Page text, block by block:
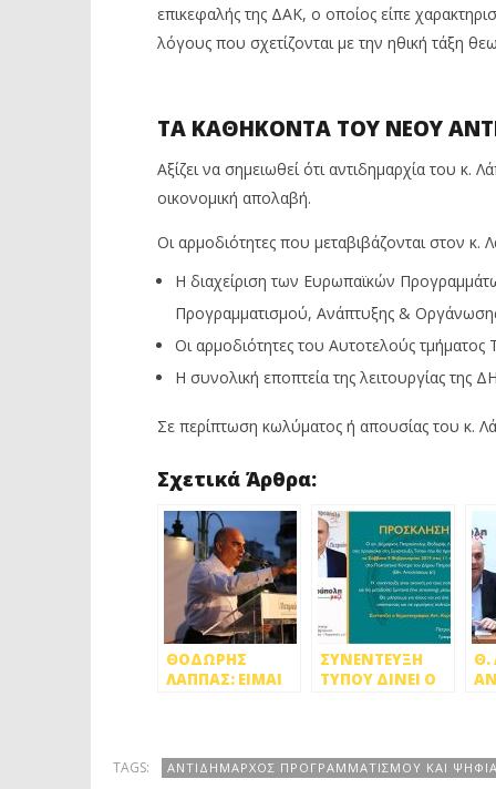
επικεφαλής της ΔΑΚ, ο οποίος είπε
λόγους που σχετίζονται με την ηθική τάξη
ΤΑ ΚΑΘΗΚΟΝΤΑ ΤΟΥ ΝΕΟΥ
Αξίζει να σημειωθεί ότι αντιδημαρχία του κ.
οικονομική απολαβή.
Οι αρμοδιότητες που μεταβιβάζονται στον κ.
Η διαχείριση των Ευρωπαϊκών
Προγραμματισμού, Ανάπτυξης &
Οι αρμοδιότητες του Αυτοτελούς
Η συνολική εποπτεία της λειτουργίας της
Σε περίπτωση κωλύματος ή απουσίας του κ.
Σχετικά Άρθρα:
ΘΟΔΩΡΗΣ
ΛΑΠΠΑΣ: ΕΙΜΑΙ
ΑΥΡΙΟ! [VIDEO]
ΣΥΝΕΝΤΕΥΞΗ
ΤΥΠΟΥ ΔΙΝΕΙ Ο
Θ.
TAGS: ΑΝΤΙΔΗΜΑΡΧΟΣ ΠΡΟΓΡΑΜΜΑΤΙΣΜΟΥ ΚΑΙ